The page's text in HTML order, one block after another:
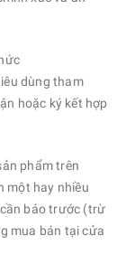
dùng tham
hoặc ký kết hợp
phẩm trên
một hay nhiều
báo trước (trừ
mua bán tại cửa